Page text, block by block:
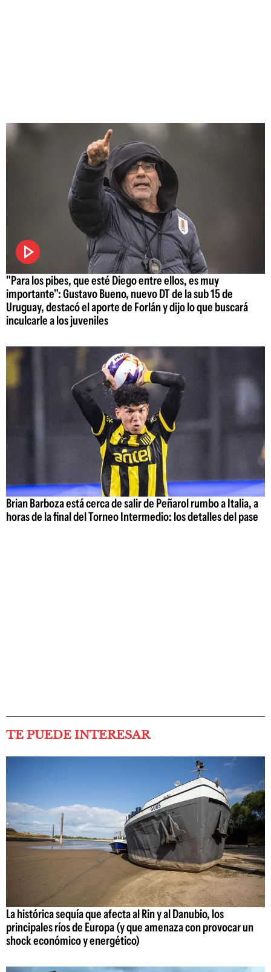
"Para los pibes, que esté Diego entre ellos, es muy
importante": Gustavo Bueno, nuevo DT de la sub 15 de
Uruguay, destacó el aporte de Forlán y dijo lo que buscará
inculcarle a los juveniles
Brian Barboza está cerca de salir de Peñarol rumbo a Italia, a
horas de la final del Torneo Intermedio: los detalles del pase
TE PUEDE INTERESAR
La histórica sequía que afecta al Rin y al Danubio, los
principales ríos de Europa (y que amenaza con provocar un
shock económico y energético)